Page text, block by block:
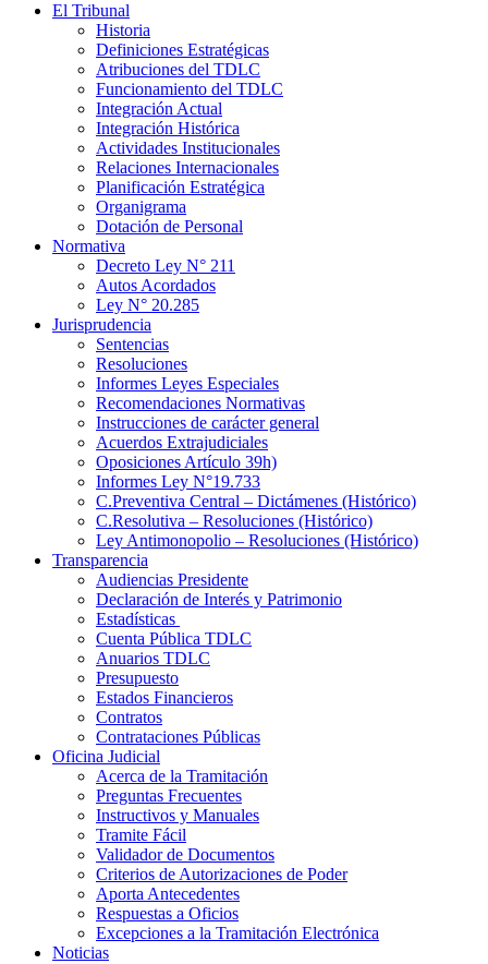
El Tribunal
Historia
Definiciones Estratégicas
Atribuciones del TDLC
Funcionamiento del TDLC
Integración Actual
Integración Histórica
Actividades Institucionales
Relaciones Internacionales
Planificación Estratégica
Organigrama
Dotación de Personal
Normativa
Decreto Ley N° 211
Autos Acordados
Ley N° 20.285
Jurisprudencia
Sentencias
Resoluciones
Informes Leyes Especiales
Recomendaciones Normativas
Instrucciones de carácter general
Acuerdos Extrajudiciales
Oposiciones Artículo 39h)
Informes Ley N°19.733
C.Preventiva Central – Dictámenes (Histórico)
C.Resolutiva – Resoluciones (Histórico)
Ley Antimonopolio – Resoluciones (Histórico)
Transparencia
Audiencias Presidente
Declaración de Interés y Patrimonio
Estadísticas
Cuenta Pública TDLC
Anuarios TDLC
Presupuesto
Estados Financieros
Contratos
Contrataciones Públicas
Oficina Judicial
Acerca de la Tramitación
Preguntas Frecuentes
Instructivos y Manuales
Tramite Fácil
Validador de Documentos
Criterios de Autorizaciones de Poder
Aporta Antecedentes
Respuestas a Oficios
Excepciones a la Tramitación Electrónica
Noticias